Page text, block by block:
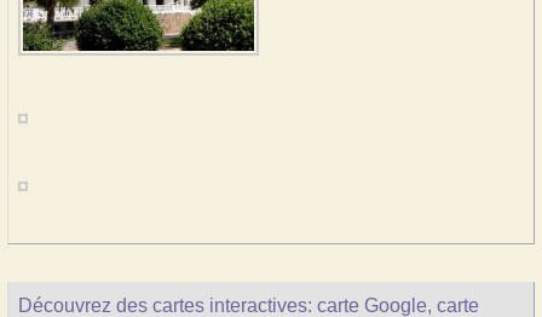
Découvrez des cartes interactives: carte Google, carte